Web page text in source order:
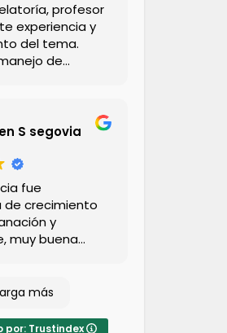
profesor
experiencia y
del tema.
de
abordar
Tanto
expositor
son
y
lo que
experiencia
y
S segovia
fue
de crecimiento
y
muy buena
que una
al aprendizaje
más
por: Trustindex